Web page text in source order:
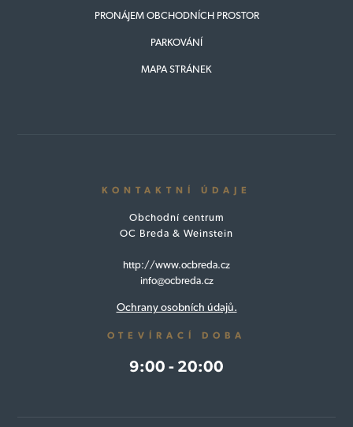
PRONÁJEM OBCHODNÍCH PROSTOR
PARKOVÁNÍ
MAPA STRÁNEK
KONTAKTNÍ ÚDAJE
Obchodní centrum
OC Breda & Weinstein
http://www.ocbreda.cz
info@ocbreda.cz
Ochrany osobních údajů.
OTEVÍRACÍ DOBA
9:00 - 20:00